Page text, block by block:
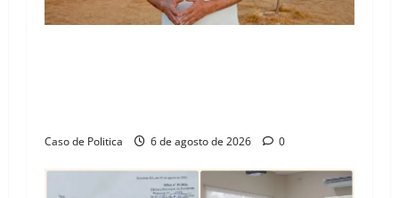
Caso de Politica 6 de agosto de 2026 0